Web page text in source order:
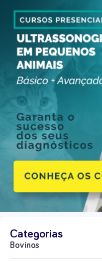
Categorias
Bovinos